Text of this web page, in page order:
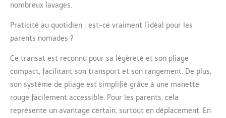
nombreux lavages.
Praticité au quotidien : est-ce vraiment l’idéal pour les
parents nomades ?
Ce transat est reconnu pour sa légèreté et son pliage
compact, facilitant son transport et son rangement. De plus,
son système de pliage est simplifié grâce à une manette
rouge facilement accessible. Pour les parents, cela
représente un avantage certain, surtout en déplacement. En